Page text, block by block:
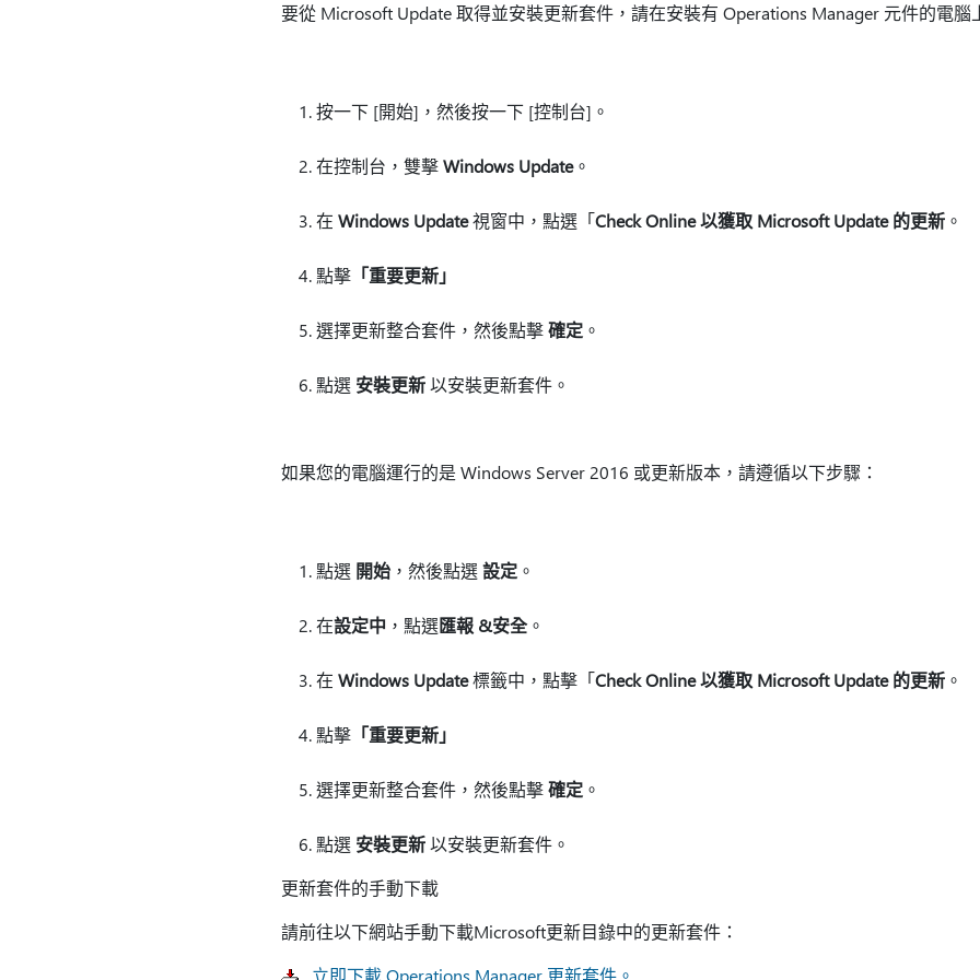
要從 Microsoft Update 取得並安裝更新套件，請在安裝有 Operations Manager 元件的電腦
按一下 [開始] ，然後按一下 [控制台] 。
在控制台，雙擊Windows Update。
在 Windows Update視窗中，點選「Check Online 以獲取 Microsoft Update 的更新。
點擊「重要更新」
選擇更新整合套件，然後點擊確定。
點選 安裝更新以安裝更新套件。
如果您的電腦運行的是 Windows Server 2016 或更新版本，請遵循以下步驟：
點選 開始，然後點選設定。
在設定中 ，點選匯報 &安全。
在 Windows Update標籤中，點擊「Check Online 以獲取 Microsoft Update 的更新。
點擊「重要更新」
選擇更新整合套件，然後點擊確定。
點選 安裝更新以安裝更新套件。
更新套件的手動下載
請前往以下網站手動下載Microsoft更新目錄中的更新套件：
立即下載 Operations Manager 更新套件。